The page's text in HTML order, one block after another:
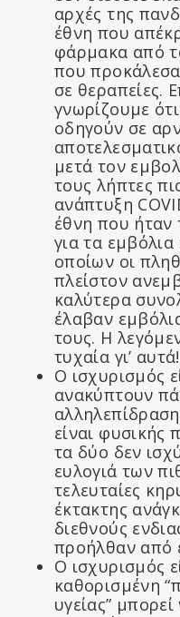
αρχές της
έθνη που
φάρμακα από
που
σε θεραπείες.
γνωρίζουμε
οδηγούν σε
μετά τον
τους λήπτες
ανάπτυξη
έθνη που ήταν
για τα
οποίων οι
πλείστον
καλύτερα
έλαβαν
τους. Η
τυχαία γι’ αυτά!
Ο ισχυρισμός
ανακύπτουν
είναι φυσικής
τα δύο δεν
ευλογιά των
τελευταίες
έκτακτης
διεθνούς
προήλθαν από
Ο ισχυρισμός
καθορισμένη
υγείας”